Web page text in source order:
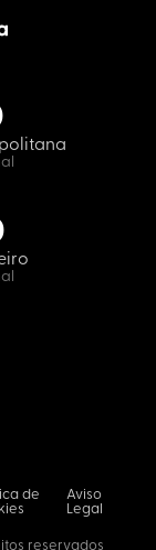
reservados
de
Aviso
Legal